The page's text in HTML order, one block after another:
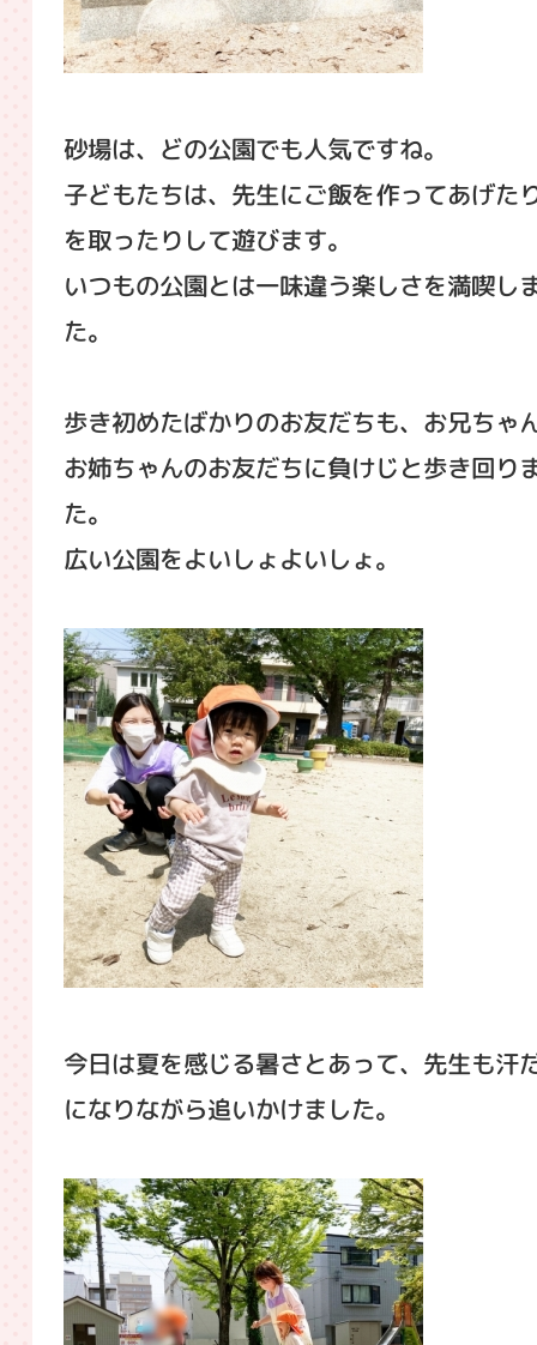
砂場は、どの公園でも人気ですね。
子どもたちは、先生にご飯を作ってあげた
を取ったりして遊びます。
いつもの公園とは一味違う楽しさを満喫し
た。
歩き初めたばかりのお友だちも、お兄ちゃ
お姉ちゃんのお友だちに負けじと歩き回り
た。
広い公園をよいしょよいしょ。
今日は夏を感じる暑さとあって、先生も汗
になりながら追いかけました。